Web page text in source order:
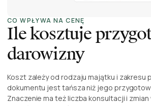
CO WPŁYWA NA CENĘ
Ile kosztuje
darowizny
Koszt zależy od rodzaju majątku i zakresu
dokumentu jest tańsza niż jego
Znaczenie ma też liczba konsultacji i